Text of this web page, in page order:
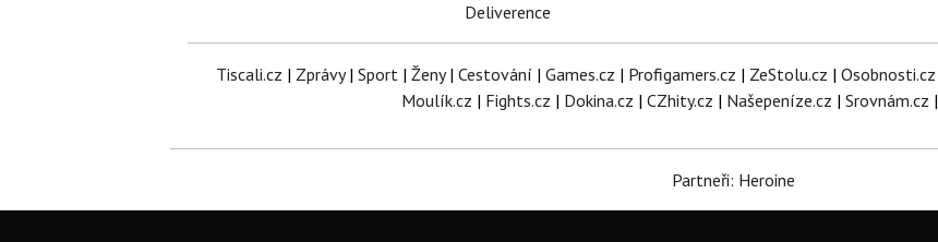
Deliverence
Tiscali.cz | Zprávy| Sport| Ženy| Cestování | Games.cz | Profigamers.cz | ZeStolu.cz | Osobnosti.cz
Moulík.cz | Fights.cz | Dokina.cz | CZhity.cz | Našepeníze.cz | Srovnám.cz |
Partneři: Heroine